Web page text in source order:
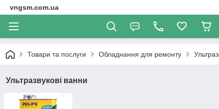
vngsm.com.ua
Товари та послуги Обладнання для ремонту
Ультразвукові ванни